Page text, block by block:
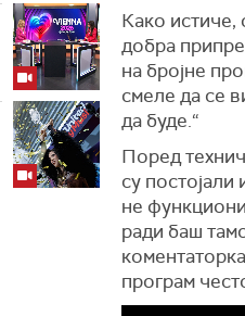
Како истиче,
добра
на бројне
смеле да се
да буде.“
Поред
су постојали
не
ради баш
програм